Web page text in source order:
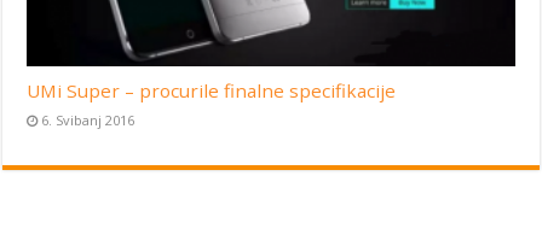
UMi Super – procurile finalne specifikacije
6. Svibanj 2016